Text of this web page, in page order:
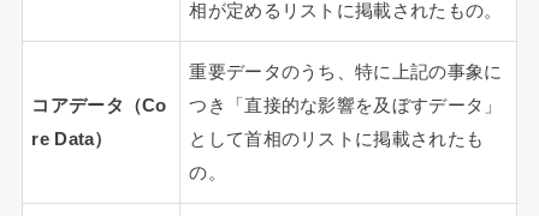
相が定めるリストに掲載されたもの。
コアデータ（Co
re Data）
重要データのうち、特に上記の事象に
つき「直接的な影響を及ぼすデータ」
として首相のリストに掲載されたも
の。